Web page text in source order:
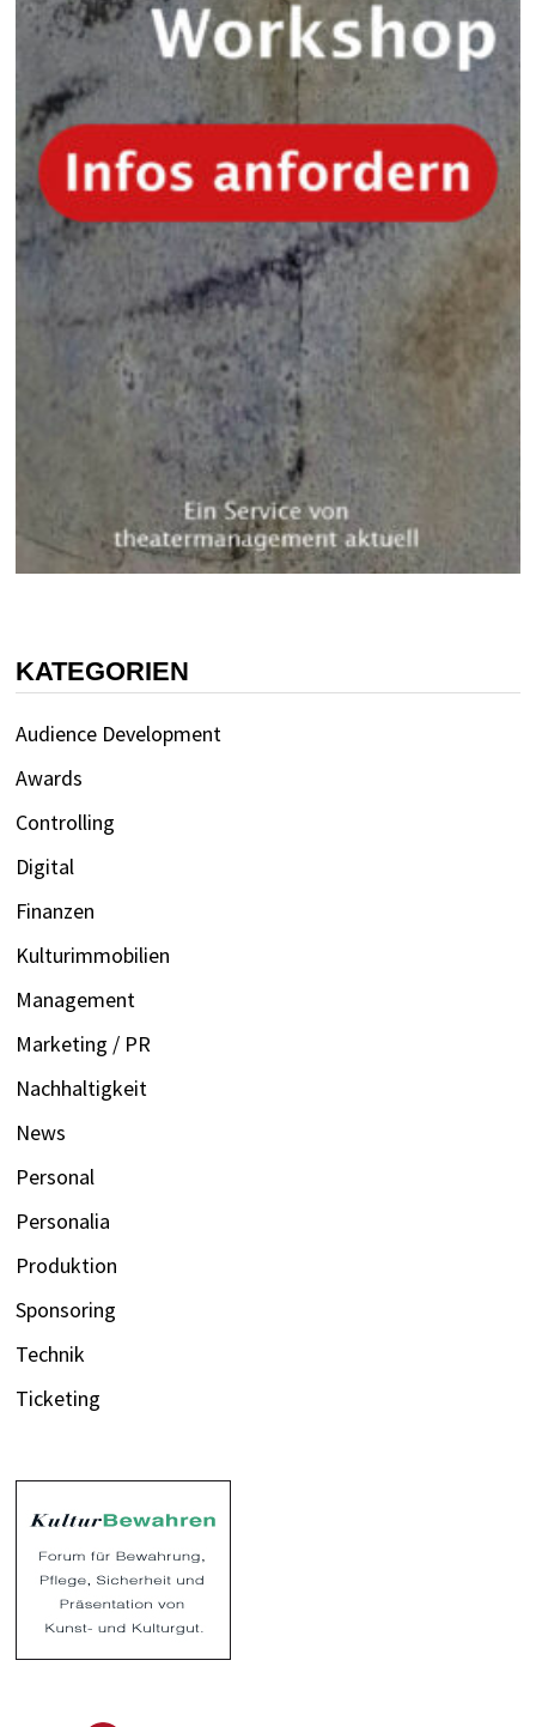
KATEGORIEN
Audience Development
Awards
Controlling
Digital
Finanzen
Kulturimmobilien
Management
Marketing / PR
Nachhaltigkeit
News
Personal
Personalia
Produktion
Sponsoring
Technik
Ticketing